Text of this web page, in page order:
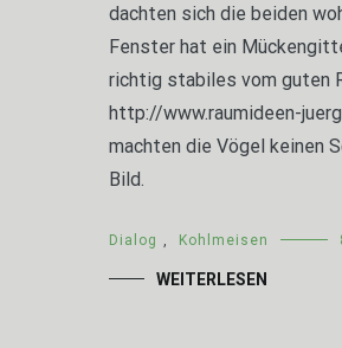
dachten sich die beiden
Fenster hat ein
richtig stabiles vom guten
http://www.raumideen-
machten die Vögel keinen
Bild.
Dialog Kohlmeisen
WEITERLESEN